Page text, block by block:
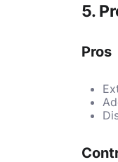
5.
Pros